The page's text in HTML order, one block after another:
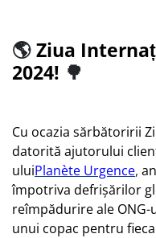
🌎Ziua
2024! 🌳
Cu ocazia sărbătoririi
datorită ajutorului
uluiPlanète Urgence,
împotriva defrișărilor
reîmpădurire ale
unui copac pentru